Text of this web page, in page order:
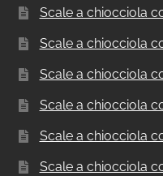
Scale a chiocciola
Scale a chiocciola
Scale a chiocciola
Scale a chiocciola
Scale a chiocciola
Scale a chiocciola